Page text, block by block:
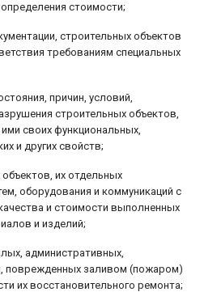
стоимости;
строительных объектов
требованиям специальных
причин, условий,
строительных объектов,
своих функциональных,
и других свойств;
их отдельных
оборудования и коммуникаций с
и стоимости выполненных
и изделий;
административных,
поврежденных заливом (пожаром)
их восстановительного ремонта;